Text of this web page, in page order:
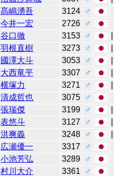
髙嶋湧吾 3124
♂
今井一宏 2726
♂
谷口徹 3153 ♂
羽根直樹 3273 ♂
國澤大斗 3053 ♂
大西竜平 3307 ♂
横塚力 3271 ♂
清成哲也 3075
♂
張瑞傑 3199 ♂
表悠斗 3127 ♂
洪爽義 3248 ♂
広瀬優一 3317
♂
小池芳弘 3289
♂
村川大介 3361
♂